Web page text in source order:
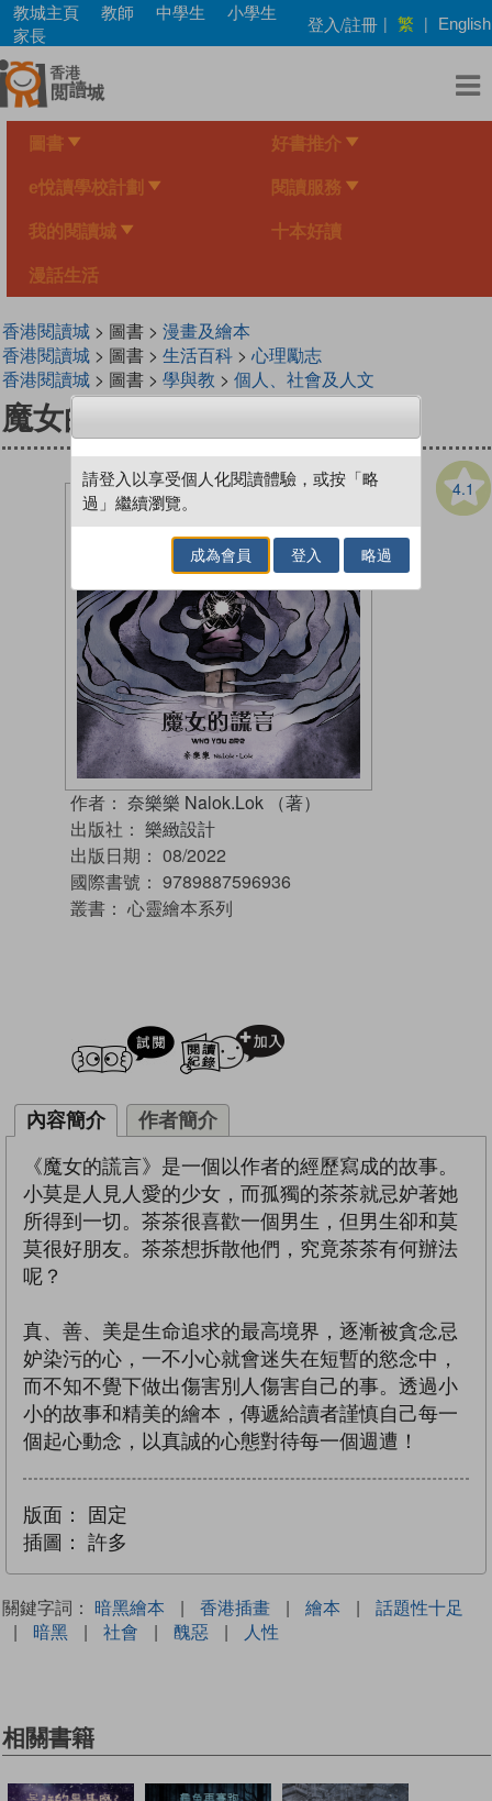
Skip
main
content
教城主頁 教師 中學生
小學生
家長
登入/註冊 | 繁 | English
圖書 好書推介
e悅讀學校計劃 閱讀服務
我的閱讀城 十本好讀
漫話生活
香港閱讀城> 圖書 > 漫畫及繪本
香港閱讀城> 圖書 > 生活百科> 心理勵志
香港閱讀城> 圖書 > 學與教 > 個人、社會及人文
魔女的謊言 (香港版)
4.1
作者： 奈樂樂 Nalok.Lok （著）
出版社： 樂緻設計
出版日期： 08/2022
國際書號： 9789887596936
叢書： 心靈繪本系列
試閲
內容簡介 作者簡介
《魔女的謊言》是一個以作者的經歷寫成的故事。
小莫是人見人愛的少女，而孤獨的茶茶就忌妒著她
所得到一切。茶茶很喜歡一個男生，但男生卻和莫
莫很好朋友。茶茶想拆散他們，究竟茶茶有何辦法
呢？
真、善、美是生命追求的最高境界，逐漸被貪念忌
妒染污的心，一不小心就會迷失在短暫的慾念中，
而不知不覺下做出傷害別人傷害自己的事。透過小
小的故事和精美的繪本，傳遞給讀者謹慎自己每一
個起心動念，以真誠的心態對待每一個週遭！
版面：
固定
插圖：
許多
關鍵字詞： 暗黑繪本 | 香港插畫 | 繪本 |
話題性十足
|
暗黑 | 社會 | 醜惡 | 人性
相關書籍
請登入以享受個人化閱讀體驗，或按「略
過」繼續瀏覽。
成為會員 登入 略過